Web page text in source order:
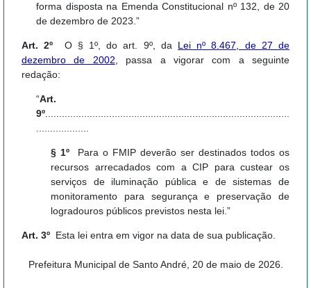
forma disposta na Emenda Constitucional nº 132, de 20
de dezembro de 2023.”
Art. 2º O § 1º, do art. 9º, da Lei nº 8.467, de 27 de
dezembro de 2002 , passa a vigorar com a seguinte
redação:
“Art.
9º
§ 1º Para o FMIP deverão ser destinados todos os
recursos arrecadados com a CIP para custear os
serviços de iluminação pública e de sistemas de
monitoramento para segurança e preservação de
logradouros públicos previstos nesta lei.”
Art. 3º Esta lei entra em vigor na data de sua publicação.
Prefeitura Municipal de Santo André, 20 de maio de 2026.